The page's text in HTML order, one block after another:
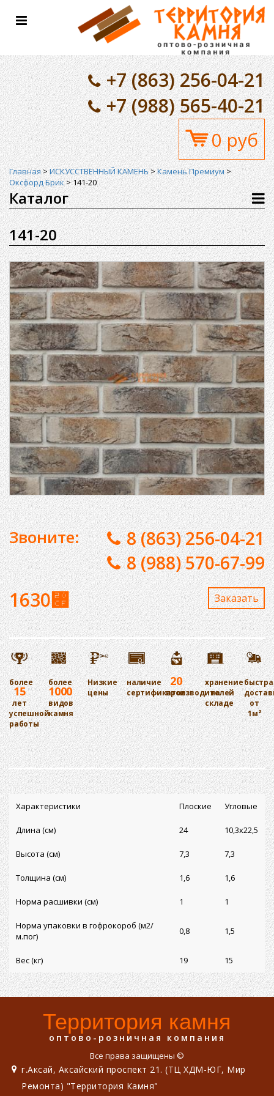
Toggle
+7 (863) 256-04-21
+7 (988) 565-40-21
0 руб
Главная>ИСКУССТВЕННЫЙ КАМЕНЬ>Камень Премиум>
Оксфорд Брик>141-20
Каталог
141-20
Звоните:
8 (863) 256-04-21
8 (988) 570-67-99
1630⃏ Заказaть
более
15
лет
успешной
работы
более
1000
видов
камня
Низкие
цены
наличие
сертификатов
20
производителей
хранение
на
складе
от
1м²
Характеристики Плоские Угловые
Длина (см) 24 10,3x22,5
Высота (см) 7,3 7,3
Толщина (см) 1,6 1,6
Норма расшивки (см) 1 1
Норма упаковки в гофрокороб (м2/
м.пог)
0,8 1,5
Вес (кг) 19 15
Территория камня
оптово-розничная компания
Все права защищены ©
г.Аксай, Аксайский проспект 21. (ТЦ ХДМ-ЮГ, Мир
Ремонта) "Территория Камня"